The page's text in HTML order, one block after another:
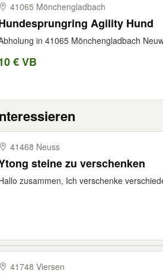
41065 Mönchengladbach
Agility Hund
in 41065 Mönchengladbach
€ VB
41468 Neuss
steine zu verschenken
zusammen, Ich verschenke
41748 Viersen